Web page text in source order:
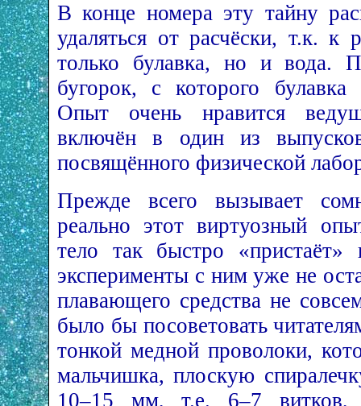
В конце номера эту тайну
удаляться от расчёски, т.к. к
только булавка, но и вода.
бугорок, с которого булавка
Опыт очень нравится
включён в один из
посвящённого физической
Прежде всего вызывает
реально этот виртуозный
тело так быстро
эксперименты с ним уже не
плавающего средства не
было бы посоветовать
тонкой медной проволоки,
мальчишка, плоскую
10–15 мм, т.е. 6–7 витков,